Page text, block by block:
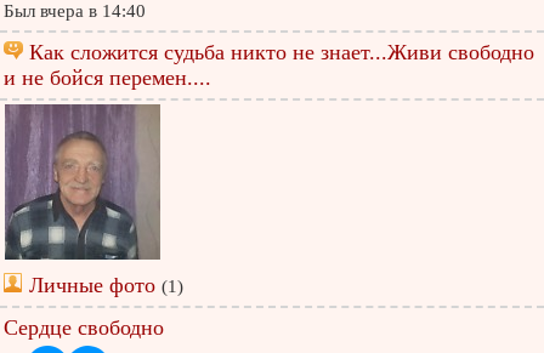
Был вчера в 14:40
Как сложится судьба никто не знает...Живи свободно
и не бойся перемен....
Личные фото (1)
Сердце свободно